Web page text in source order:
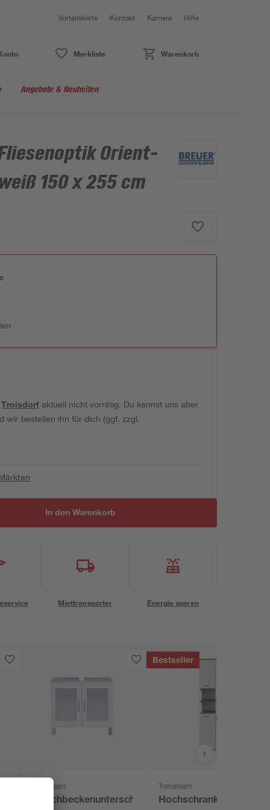
Vorteilskarte Kontakt Karriere Hilfe
Merkliste Warenkorb
Angebote & Neuheiten
Orient-
150 x 255 cm
Troisdorfaktuell nicht vorrätig. Du kannst uns aber
wir bestellen ihn für dich (ggf. zzgl.
In den Warenkorb
Miettransporter Energie sparen
Trendteam
Waschbeckenunterschrank
Bestseller
Trendteam
Hochschrank